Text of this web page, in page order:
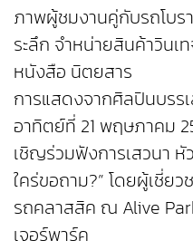
ภาพผู้ชมงานคู่กับรถโบ
ระลึก จำหน่ายสินค้าวินเ
หนังสือ นิตยสาร
การแสดงจากศิลปินบรร
อาทิตย์ที่ 21 พฤษภาคม
เชิญร่วมฟังการเสวนา หั
ใคร่ขอถาม?” โดยผู้เชี่ย
รถคลาสสิค ณ Alive
เจอร์พาร์ค